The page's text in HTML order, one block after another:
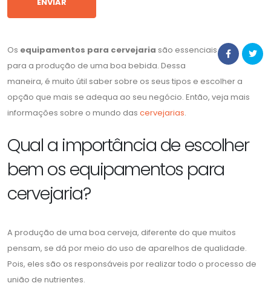
Os equipamentos para cervejaria são essenciais
para a produção de uma boa bebida. Dessa
maneira, é muito útil saber sobre os seus tipos e escolher a
opção que mais se adequa ao seu negócio. Então, veja mais
informações sobre o mundo das cervejarias.
Qual a importância de escolher
bem os equipamentos para
cervejaria?
A produção de uma boa cerveja, diferente do que muitos
pensam, se dá por meio do uso de aparelhos de qualidade.
Pois, eles são os responsáveis por realizar todo o processo de
união de nutrientes.